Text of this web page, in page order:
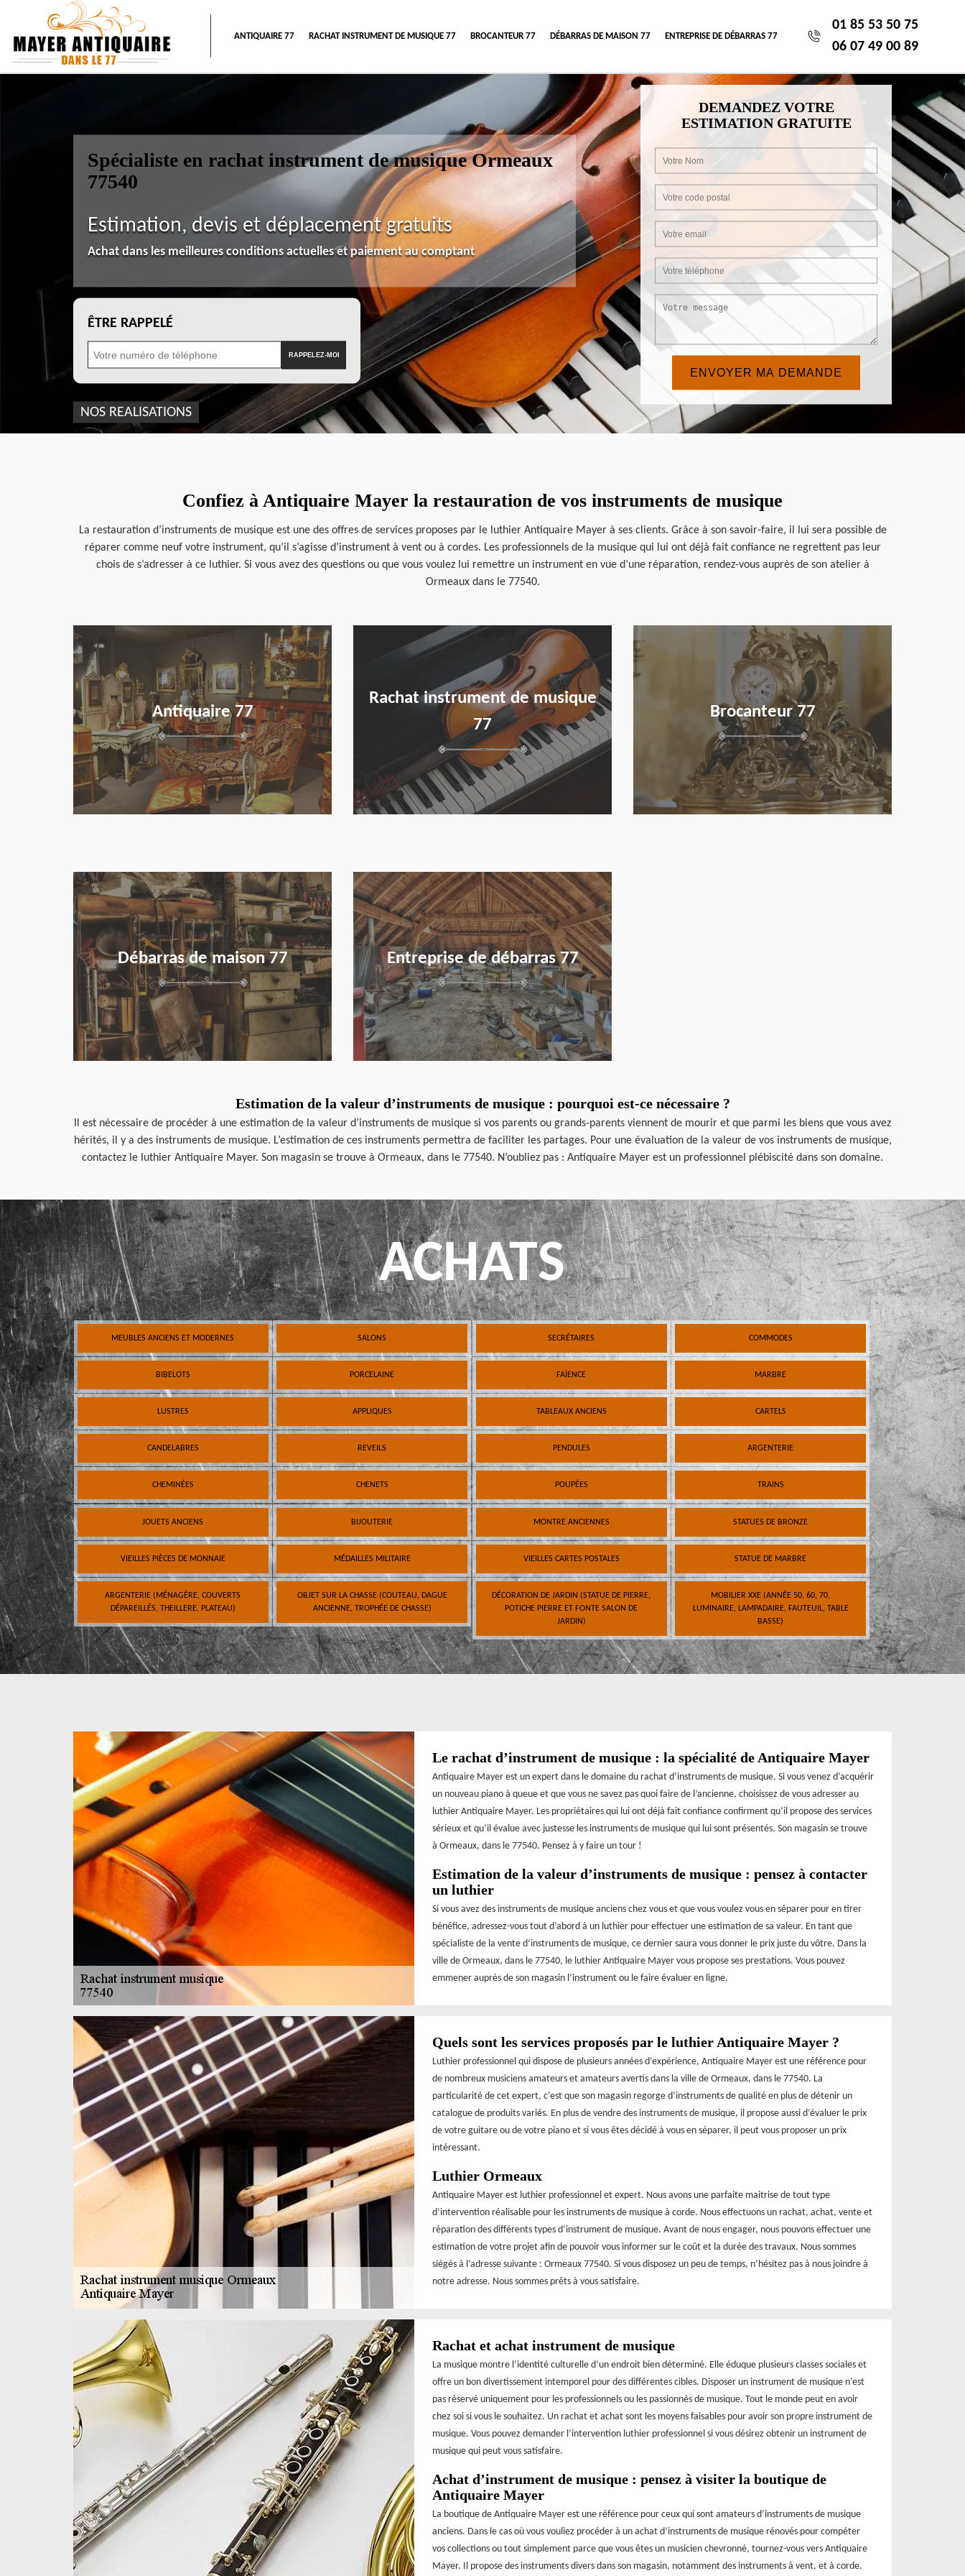
ANTIQUAIRE 77 RACHAT INSTRUMENT DE MUSIQUE 77 BROCANTEUR 77 DÉBARRAS DE MAISON 77 ENTREPRISE DE DÉBARRAS 77
01 85 53 50 75
06 07 49 00 89
Spécialiste en rachat instrument de musique Ormeaux
77540
Estimation, devis et déplacement gratuits
Achat dans les meilleures conditions actuelles et paiement au comptant
ÊTRE RAPPELÉ
NOS REALISATIONS
DEMANDEZ VOTRE
ESTIMATION GRATUITE
Confiez à Antiquaire Mayer la restauration de vos instruments de musique
La restauration d’instruments de musique est une des offres de services proposes par le luthier Antiquaire Mayer à ses clients. Grâce à son savoir-faire, il lui sera possible de
réparer comme neuf votre instrument, qu’il s’agisse d’instrument à vent ou à cordes. Les professionnels de la musique qui lui ont déjà fait confiance ne regrettent pas leur
chois de s’adresser à ce luthier. Si vous avez des questions ou que vous voulez lui remettre un instrument en vue d’une réparation, rendez-vous auprès de son atelier à
Ormeaux dans le 77540.
Antiquaire 77
Rachat instrument de musique
77
en savoir plus
Brocanteur 77
en savoir plus
Débarras de maison 77
en savoir plus
Entreprise de débarras 77
en savoir plus
Estimation de la valeur d’instruments de musique : pourquoi est-ce nécessaire ?
Il est nécessaire de procéder à une estimation de la valeur d’instruments de musique si vos parents ou grands-parents viennent de mourir et que parmi les biens que vous avez
hérités, il y a des instruments de musique. L’estimation de ces instruments permettra de faciliter les partages. Pour une évaluation de la valeur de vos instruments de musique,
contactez le luthier Antiquaire Mayer. Son magasin se trouve à Ormeaux, dans le 77540. N’oubliez pas : Antiquaire Mayer est un professionnel plébiscité dans son domaine.
ACHATS
MEUBLES ANCIENS ET MODERNES SALONS SECRÉTAIRES COMMODES
BIBELOTS PORCELAINE FAÏENCE MARBRE
LUSTRES APPLIQUES TABLEAUX ANCIENS CARTELS
CANDELABRES REVEILS PENDULES ARGENTERIE
CHEMINÉES CHENETS POUPÉES TRAINS
JOUETS ANCIENS BIJOUTERIE MONTRE ANCIENNES STATUES DE BRONZE
VIEILLES PIÈCES DE MONNAIE MÉDAILLES MILITAIRE VIEILLES CARTES POSTALES STATUE DE MARBRE
ARGENTERIE (MÉNAGÈRE, COUVERTS
DÉPAREILLÉS, THEILLERE, PLATEAU)
OBJET SUR LA CHASSE (COUTEAU, DAGUE
ANCIENNE, TROPHÉE DE CHASSE)
DÉCORATION DE JARDIN (STATUE DE PIERRE,
POTICHE PIERRE ET FONTE SALON DE
JARDIN)
MOBILIER XXE (ANNÉE 50, 60, 70,
LUMINAIRE, LAMPADAIRE, FAUTEUIL, TABLE
BASSE)
Le rachat d’instrument de musique : la spécialité de Antiquaire Mayer
Antiquaire Mayer est un expert dans le domaine du rachat d’instruments de musique. Si vous venez d’acquérir
un nouveau piano à queue et que vous ne savez pas quoi faire de l’ancienne, choisissez de vous adresser au
luthier Antiquaire Mayer. Les propriétaires qui lui ont déjà fait confiance confirment qu’il propose des services
sérieux et qu’il évalue avec justesse les instruments de musique qui lui sont présentés. Son magasin se trouve
à Ormeaux, dans le 77540. Pensez à y faire un tour !
Estimation de la valeur d’instruments de musique : pensez à contacter
un luthier
Si vous avez des instruments de musique anciens chez vous et que vous voulez vous en séparer pour en tirer
bénéfice, adressez-vous tout d’abord à un luthier pour effectuer une estimation de sa valeur. En tant que
spécialiste de la vente d’instruments de musique, ce dernier saura vous donner le prix juste du vôtre. Dans la
ville de Ormeaux, dans le 77540, le luthier Antiquaire Mayer vous propose ses prestations. Vous pouvez
emmener auprès de son magasin l’instrument ou le faire évaluer en ligne.
Quels sont les services proposés par le luthier Antiquaire Mayer ?
Luthier professionnel qui dispose de plusieurs années d’expérience, Antiquaire Mayer est une référence pour
de nombreux musiciens amateurs et amateurs avertis dans la ville de Ormeaux, dans le 77540. La
particularité de cet expert, c’est que son magasin regorge d’instruments de qualité en plus de détenir un
catalogue de produits variés. En plus de vendre des instruments de musique, il propose aussi d’évaluer le prix
de votre guitare ou de votre piano et si vous êtes décidé à vous en séparer, il peut vous proposer un prix
intéressant.
Luthier Ormeaux
Antiquaire Mayer est luthier professionnel et expert. Nous avons une parfaite maitrise de tout type
d’intervention réalisable pour les instruments de musique à corde. Nous effectuons un rachat, achat, vente et
réparation des différents types d’instrument de musique. Avant de nous engager, nous pouvons effectuer une
estimation de votre projet afin de pouvoir vous informer sur le coût et la durée des travaux. Nous sommes
siégés à l’adresse suivante : Ormeaux 77540. Si vous disposez un peu de temps, n’hésitez pas à nous joindre à
notre adresse. Nous sommes prêts à vous satisfaire.
Rachat et achat instrument de musique
La musique montre l’identité culturelle d’un endroit bien déterminé. Elle éduque plusieurs classes sociales et
offre un bon divertissement intemporel pour des différentes cibles. Disposer un instrument de musique n’est
pas réservé uniquement pour les professionnels ou les passionnés de musique. Tout le monde peut en avoir
chez soi si vous le souhaitez. Un rachat et achat sont les moyens faisables pour avoir son propre instrument de
musique. Vous pouvez demander l’intervention luthier professionnel si vous désirez obtenir un instrument de
musique qui peut vous satisfaire.
Achat d’instrument de musique : pensez à visiter la boutique de
Antiquaire Mayer
La boutique de Antiquaire Mayer est une référence pour ceux qui sont amateurs d’instruments de musique
anciens. Dans le cas où vous vouliez procéder à un achat d’instruments de musique rénovés pour compéter
vos collections ou tout simplement parce que vous êtes un musicien chevronné, tournez-vous vers Antiquaire
Mayer. Il propose des instruments divers dans son magasin, notamment des instruments à vent, et à corde.